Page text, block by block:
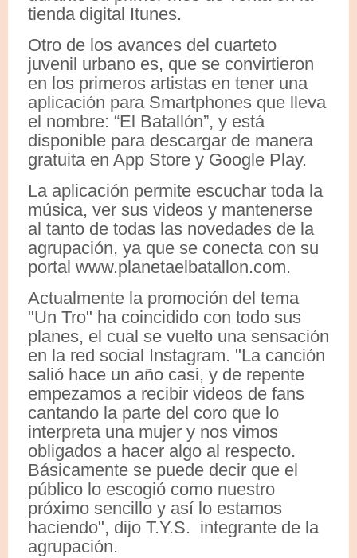
tienda digital Itunes.
Otro de los avances del cuarteto
juvenil urbano es, que se convirtieron
en los primeros artistas en tener una
aplicación para Smartphones que lleva
el nombre: “El Batallón”, y está
disponible para descargar de manera
gratuita en App Store y Google Play.
La aplicación permite escuchar toda la
música, ver sus videos y mantenerse
al tanto de todas las novedades de la
agrupación, ya que se conecta con su
portal www.planetaelbatallon.com.
Actualmente la promoción del tema
"Un Tro" ha coincidido con todo sus
planes, el cual se vuelto una sensación
en la red social Instagram. "La canción
salió hace un año casi, y de repente
empezamos a recibir videos de fans
cantando la parte del coro que lo
interpreta una mujer y nos vimos
obligados a hacer algo al respecto.
Básicamente se puede decir que el
público lo escogió como nuestro
próximo sencillo y así lo estamos
haciendo", dijo T.Y.S. integrante de la
agrupación.